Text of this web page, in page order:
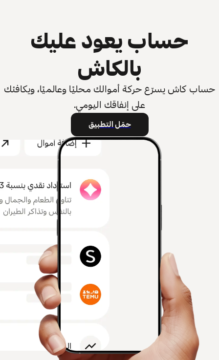
حساب يعود عليك
بالكاش
حساب كاش يسرّع حركة أموالك محليًا وعالميًا، ويكافئك
على إنفاقك اليومي.
حمّل التطبيق